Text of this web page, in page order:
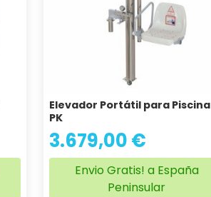
Elevador Portátil para Piscina
PK
3.679,00 €
Envio Gratis! a España
Peninsular